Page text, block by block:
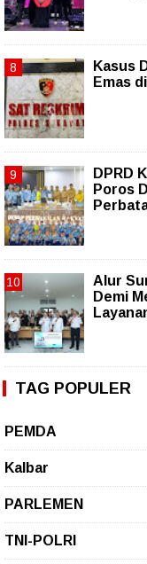
Kasus
Emas
DPRD
Poros
Alur
Demi
TAG POPULER
PEMDA
Kalbar
PARLEMEN
TNI-POLRI